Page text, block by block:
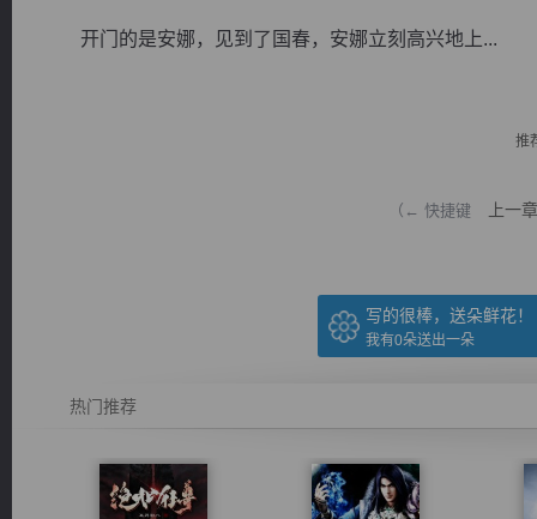
开门的是安娜，见到了国春，安娜立刻高兴地上...
推
（← 快捷键 上一章
写的很棒，送朵鲜花！
我有0朵送出一朵
热门推荐